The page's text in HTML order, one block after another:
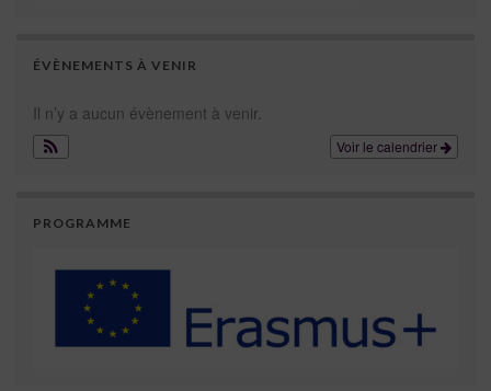
ÉVÈNEMENTS À VENIR
Il n’y a aucun évènement à venir.
Voir le calendrier
PROGRAMME